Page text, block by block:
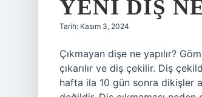
YENI DIŞ
Tarih: Kasım 3, 2024
Çıkmayan dişe ne yapılır?
çıkarılır ve diş çekilir. Diş
hafta ila 10 gün sonra dikişler